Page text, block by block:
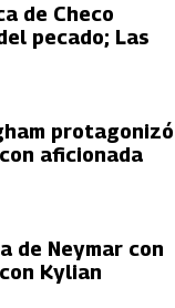
de Checo
pecado; Las
protagonizó
aficionada
de Neymar con
Kylian